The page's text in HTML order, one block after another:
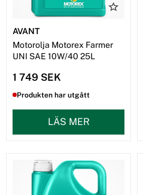
AVANT
Motorolja Motorex Farmer
UNI SAE 10W/40 25L
1 749 SEK
Produkten har utgått
LÄS MER